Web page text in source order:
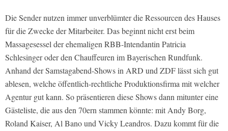
Die Sender nutzen immer unverblümter die Ressourcen des Hauses
für die Zwecke der Mitarbeiter. Das beginnt nicht erst beim
Massagesessel der ehemaligen RBB-Intendantin Patricia
Schlesinger oder den Chauffeuren im Bayerischen Rundfunk.
Anhand der Samstagabend-Shows in ARD und ZDF lässt sich gut
ablesen, welche öffentlich-rechtliche Produktionsfirma mit welcher
Agentur gut kann. So präsentieren diese Shows dann mitunter eine
Gästeliste, die aus den 70ern stammen könnte: mit Andy Borg,
Roland Kaiser, Al Bano und Vicky Leandros. Dazu kommt für die